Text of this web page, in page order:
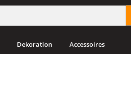
Dekoration Accessoires